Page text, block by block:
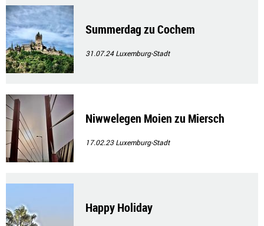
Summerdag zu Cochem
31.07.24Luxemburg-Stadt
Niwwelegen Moien zu Miersch
17.02.23Luxemburg-Stadt
Happy Holiday